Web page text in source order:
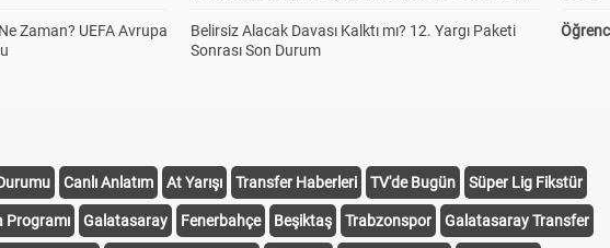
Zaman? UEFA Avrupa
Belirsiz Alacak Davası Kalktı mı? 12. Yargı Paketi
Sonrası Son Durum
Canlı Anlatım At Yarışı Transfer Haberleri TV'de Bugün Süper Lig Fikstür
Programı Galatasaray Fenerbahçe Beşiktaş Trabzonspor Galatasaray Transfer